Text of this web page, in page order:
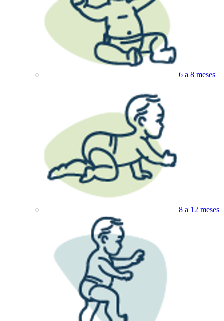
6 a 8 meses
8 a 12 meses